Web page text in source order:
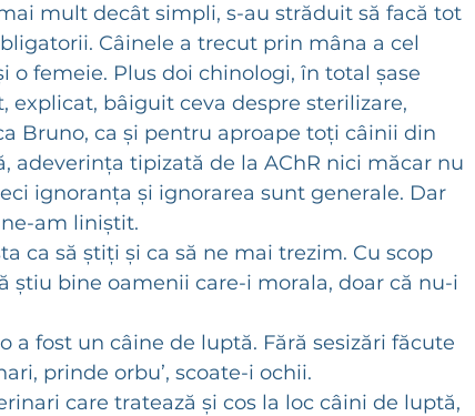
mult decât simpli, s-au străduit să facă tot
Câinele a trecut prin mâna a cel
femeie. Plus doi chinologi, în total șase
bâiguit ceva despre sterilizare,
Bruno, ca și pentru aproape toți câinii din
adeverința tipizată de la AChR nici măcar nu
ignoranța și ignorarea sunt generale. Dar
am liniștit.
ca să știți și ca să ne mai trezim. Cu scop
știu bine oamenii care-i morala, doar că nu-i
a fost un câine de luptă. Fără sesizări făcute
prinde orbu’, scoate-i ochii.
care tratează și cos la loc câini de luptă,